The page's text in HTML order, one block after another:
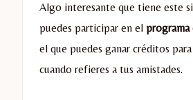
Algo interesante que tiene este
puedes participar en el programa
el que puedes ganar créditos
cuando refieres a tus amistades.